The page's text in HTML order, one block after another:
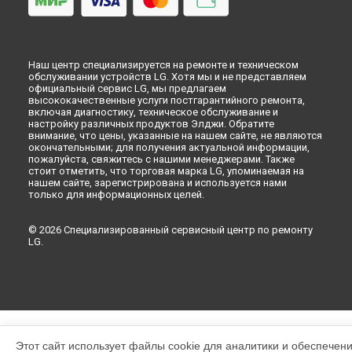
Наш центр специализируется на ремонте и техническом
обслуживании устройств LG. Хотя мы и не представляем
официальный сервис LG, мы предлагаем
высококачественные услуги постгарантийного ремонта,
включая диагностику, техническое обслуживание и
настройку различных продуктов Элджи. Обратите
внимание, что цены, указанные на нашем сайте, не являются
окончательными; для получения актуальной информации,
пожалуйста, свяжитесь с нашими менеджерами. Также
стоит отметить, что торговая марка LG, упоминаемая на
нашем сайте, зарегистрирована и используется нами
только для информационных целей.
© 2026 Специализированный сервисный центр по ремонту
LG.
Этот сайт использует файлы cookie для аналитики и